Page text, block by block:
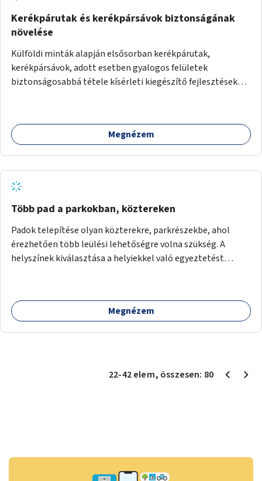
Kerékpárutak és kerékpársávok biztonságának
növelése
Külföldi minták alapján elsősorban kerékpárutak,
kerékpársávok, adott esetben gyalogos felületek
biztonságosabbá tétele kísérleti kiegészítő fejlesztésekkel
Megnézem
Több pad a parkokban, köztereken
Padok telepítése olyan közterekre, parkrészekbe, ahol
érezhetően több leülési lehetőségre volna szükség. A
helyszínek kiválasztása a helyiekkel való egyeztetést
Megnézem
22-42elem, összesen: 80